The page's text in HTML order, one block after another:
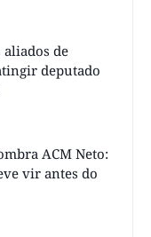
aliados de
deputado
ACM Neto:
vir antes do